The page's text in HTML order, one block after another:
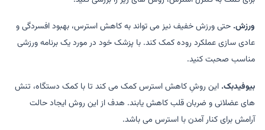
ورزش. حتی ورزش خفیف نیز می تواند به کاهش استرس، بهبود افسردگی و
عادی سازی عملکرد روده کمک کند. با پزشک خود در مورد یک برنامه ورزشی
مناسب صحبت کنید.
بیوفیدبک. این روشِ کاهش استرس کمک می کند تا با کمک دستگاه، تنش
های عضلانی و ضربان قلب کاهش یابند. هدف از این روش ایجاد حالت
آرامش برای کنار آمدن با استرس می باشد.